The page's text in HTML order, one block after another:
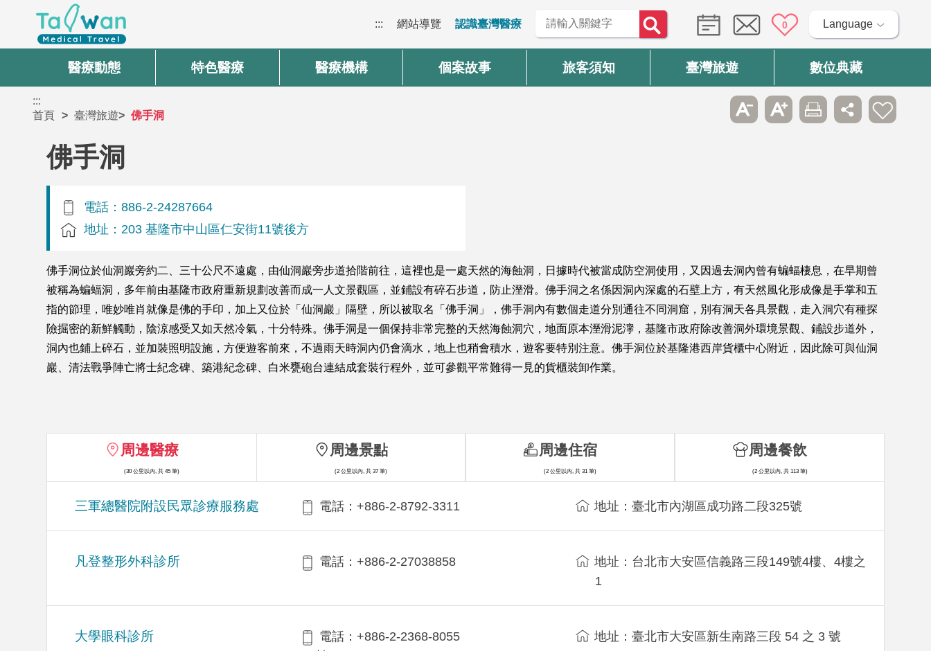
::: 網站導覽 認識臺灣醫療 0 Language
醫療動態 特色醫療 醫療機構 個案故事 旅客須知 臺灣旅遊 數位典藏
:::
首頁
臺灣旅遊 佛手洞
佛手洞
電話：886-2-24287664
地址：203 基隆市中山區仁安街11號後方
佛手洞位於仙洞巖旁約二、三十公尺不遠處，由仙洞巖旁步道拾階前往，這裡也是一處天然的海蝕洞，日據時代被當成防空洞使用，又因過去洞內曾有蝙蝠棲息，在早期曾
被稱為蝙蝠洞，多年前由基隆市政府重新規劃改善而成一人文景觀區，並鋪設有碎石步道，防止溼滑。佛手洞之名係因洞內深處的石壁上方，有天然風化形成像是手掌和五
指的節理，唯妙唯肖就像是佛的手印，加上又位於「仙洞巖」隔壁，所以被取名「佛手洞」，佛手洞內有數個走道分別通往不同洞窟，別有洞天各具景觀，走入洞穴有種探
險掘密的新鮮觸動，陰涼感受又如天然冷氣，十分特殊。佛手洞是一個保持非常完整的天然海蝕洞穴，地面原本溼滑泥濘，基隆市政府除改善洞外環境景觀、鋪設步道外，
洞內也鋪上碎石，並加裝照明設施，方便遊客前來，不過雨天時洞內仍會滴水，地上也稍會積水，遊客要特別注意。佛手洞位於基隆港西岸貨櫃中心附近，因此除可與仙洞
巖、清法戰爭陣亡將士紀念碑、築港紀念碑、白米甕砲台連結成套裝行程外，並可參觀平常難得一見的貨櫃裝卸作業。
周邊醫療
(30 公里以內, 共 45 筆)
三軍總醫院附設民眾診療服務處 電話：+886-2-8792-3311 地址：臺北市內湖區成功路二段325號
凡登整形外科診所 電話：+886-2-27038858
地址：台北市大安區信義路三段149號4樓、4樓之
1
大學眼科診所
電話：+886-2-2368-8055
地址：臺北市大安區新生南路三段 54 之 3 號
周邊景點
(2 公里以內, 共 37 筆)
周邊住宿
(2 公里以內, 共 31 筆)
周邊餐飲
(2 公里以內, 共 113 筆)